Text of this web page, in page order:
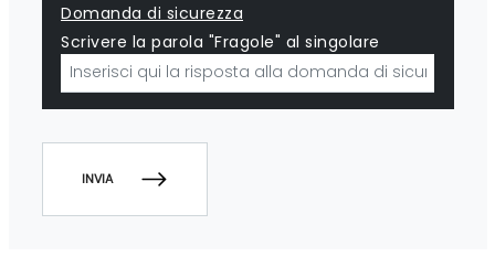
Domanda di sicurezza
Scrivere la parola "Fragole" al singolare
INVIA